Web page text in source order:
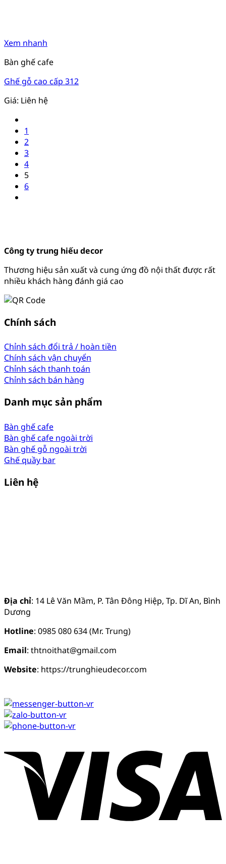
Xem nhanh
Bàn ghế cafe
Ghế gỗ cao cấp 312
Giá: Liên hệ
1
2
3
4
5
6
Công ty trung hiếu decor
Thương hiệu sản xuất và cung ứng đồ nội thất được rất
nhiều khách hàng đánh giá cao
Chính sách
Chỉnh sách đổi trả / hoàn tiền
Chính sách vận chuyển
Chỉnh sách thanh toán
Chỉnh sách bán hàng
Danh mục sản phẩm
Bàn ghế cafe
Bàn ghế cafe ngoài trời
Bàn ghế gỗ ngoài trời
Ghế quầy bar
Liên hệ
Địa chỉ: 14 Lê Văn Mầm, P. Tân Đông Hiệp, Tp. Dĩ An, Bình
Dương
Hotline: 0985 080 634 (Mr. Trung)
Email: thtnoithat@gmail.com
Website: https://trunghieudecor.com